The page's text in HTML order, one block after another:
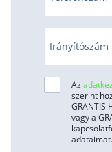
Irányítószám
Az
szerint
GRANTIS
vagy a
adataimat.